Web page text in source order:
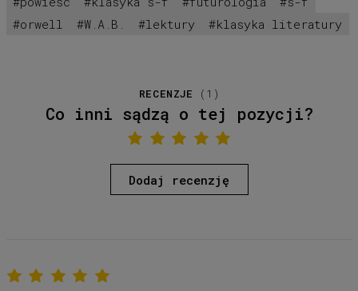
orwell
W.A.B. lektury klasyka literatury
RECENZJE ( 1 )
Co inni sądzą o tej pozycji?
Dodaj recenzję